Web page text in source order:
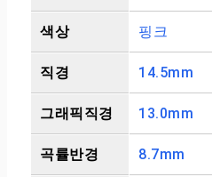
색상 핑크
직경 14.5mm
그래픽직경 13.0mm
곡률반경 8.7mm